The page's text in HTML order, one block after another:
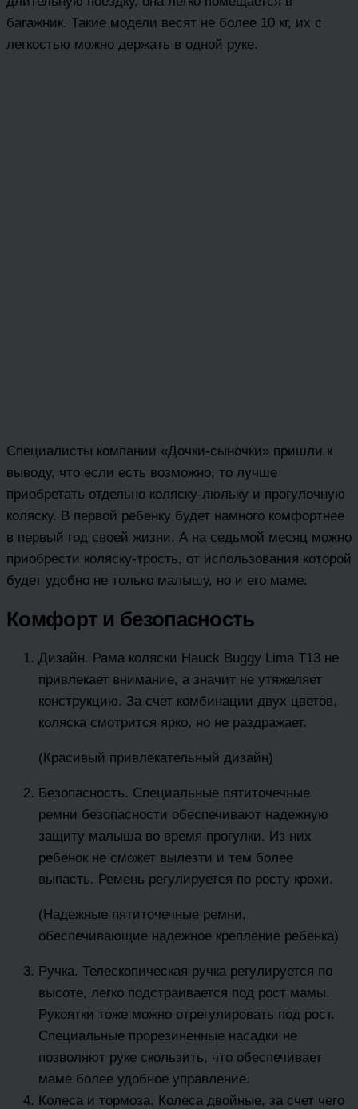
багажник. Такие модели весят не более 10 кг, их с
легкостью можно держать в одной руке.
Специалисты компании «Дочки-сыночки» пришли к
выводу, что если есть возможно, то лучше
приобретать отдельно коляску-люльку и прогулочную
коляску. В первой ребенку будет намного комфортнее
в первый год своей жизни. А на седьмой месяц можно
приобрести коляску-трость, от использования которой
будет удобно не только малышу, но и его маме.
Комфорт и безопасность
Дизайн. Рама коляски Hauck Buggy Lima T13 не
привлекает внимание, а значит не утяжеляет
конструкцию. За счет комбинации двух цветов,
коляска смотрится ярко, но не раздражает.
(Красивый привлекательный дизайн)
Безопасность. Специальные пятиточечные
ремни безопасности обеспечивают надежную
защиту малыша во время прогулки. Из них
ребенок не сможет вылезти и тем более
выпасть. Ремень регулируется по росту крохи.
(Надежные пятиточечные ремни,
обеспечивающие надежное крепление ребенка)
Ручка. Телескопическая ручка регулируется по
высоте, легко подстраивается под рост мамы.
Рукоятки тоже можно отрегулировать под рост.
Специальные прорезиненные насадки не
позволяют руке скользить, что обеспечивает
маме более удобное управление.
Колеса и тормоза. Колеса двойные, за счет чего